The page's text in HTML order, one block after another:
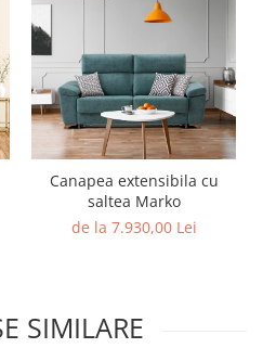
Canapea extensibila cu
saltea Marko
de la 7.930,00 Lei
SIMILARE